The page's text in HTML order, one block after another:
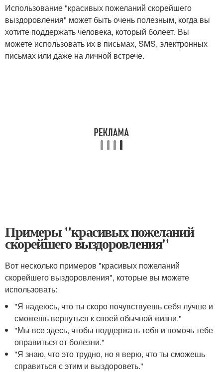
Использование "красивых пожеланий скорейшего
выздоровления" может быть очень полезным, когда вы
хотите поддержать человека, который болеет. Вы
можете использовать их в письмах, SMS, электронных
письмах или даже на личной встрече.
Примеры "красивых пожеланий
скорейшего выздоровления"
Вот несколько примеров "красивых пожеланий
скорейшего выздоровления", которые вы можете
использовать:
"Я надеюсь, что ты скоро почувствуешь себя лучше и
сможешь вернуться к своей обычной жизни."
"Мы все здесь, чтобы поддержать тебя и помочь тебе
оправиться от болезни."
"Я знаю, что это трудно, но я верю, что ты сможешь
справиться с этим и выздороветь."